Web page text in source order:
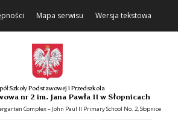
Mapa serwisu Wersja tekstowa
Szkoły Podstawowej i Przedszkola
nr 2 im. Jana Pawła II w Słopnicach
Complex – John Paul II Primary School No. 2, Słopnice